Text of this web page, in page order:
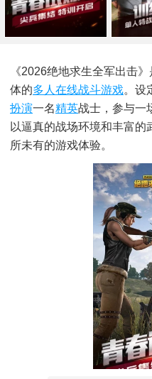
《2026绝地求生全军出击
体的多人在线战斗游戏。设
扮演一名精英战士，参与一
以逼真的战场环境和丰富
所未有的游戏体验。